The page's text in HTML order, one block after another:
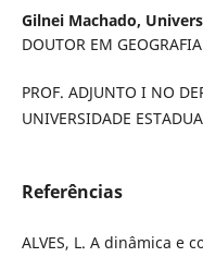
Gilnei Machado,
DOUTOR EM GEOGRAFIA
PROF. ADJUNTO I NO
UNIVERSIDADE
Referências
ALVES, L. A dinâmica e